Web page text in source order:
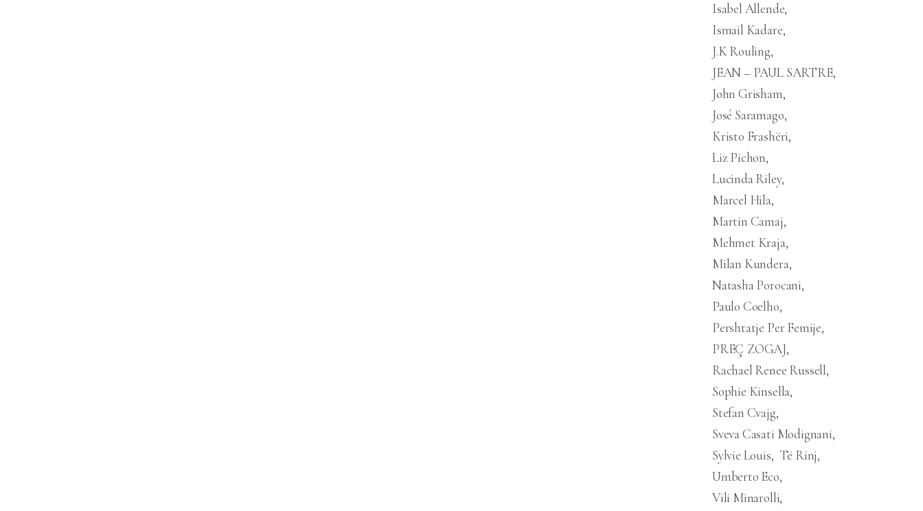
Isabel Allende
Ismail Kadare
J.K Rouling
JEAN – PAUL SARTRE
John Grisham
José Saramago
Kristo Frashëri
Liz Pichon
Lucinda Riley
Marcel Hila
Martin Camaj
Mehmet Kraja
Milan Kundera
Natasha Porocani
Paulo Coelho
Pershtatje Per Femije
PREÇ ZOGAJ
Rachael Renee Russell
Sophie Kinsella
Stefan Cvajg
Sveva Casati Modignani
Sylvie Louis
Të Rinj
Umberto Eco
Vili Minarolli